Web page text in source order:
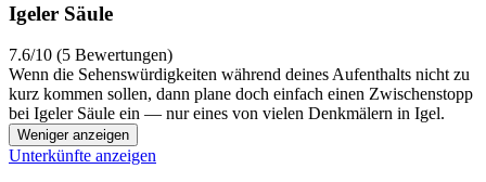
Igeler Säule
7.6/10 (5 Bewertungen)
Wenn die Sehenswürdigkeiten während deines Aufenthalts nicht zu
kurz kommen sollen, dann plane doch einfach einen Zwischenstopp
bei Igeler Säule ein — nur eines von vielen Denkmälern in Igel.
Weniger anzeigen
Unterkünfte anzeigen